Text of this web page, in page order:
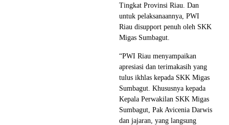
Tingkat Provinsi Riau. Dan
untuk pelaksanaannya, PWI
Riau disupport penuh oleh SKK
Migas Sumbagut.
“PWI Riau menyampaikan
apresiasi dan terimakasih yang
tulus ikhlas kepada SKK Migas
Sumbagut. Khususnya kepada
Kepala Perwakilan SKK Migas
Sumbagut, Pak Avicenia Darwis
dan jajaran, yang langsung